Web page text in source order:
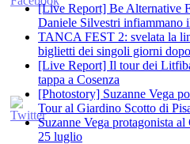
[Live Report] Be Alternative
Daniele Silvestri infiammano
TANCA FEST 2: svelata la
biglietti dei singoli giorni
[Live Report] Il tour dei
tappa a Cosenza
[Photostory] Suzanne Vega
Tour al Giardino Scotto di
Suzanne Vega protagonista
25 luglio